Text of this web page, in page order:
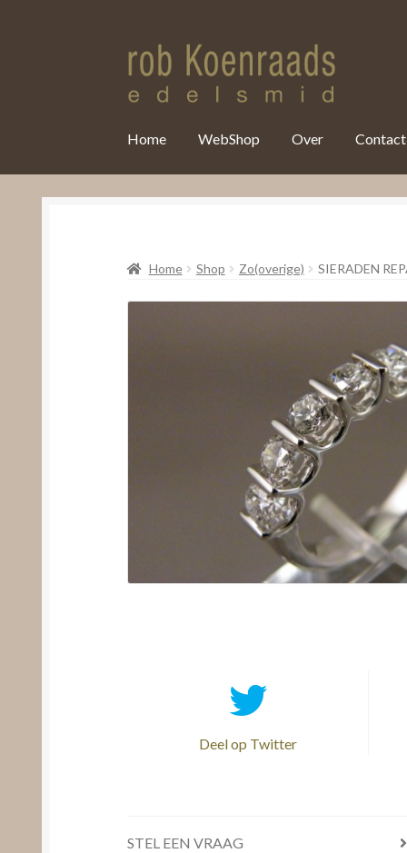
Home WebShop Over Contact
Home Shop Zo(overige) SIERADEN
Deel op Twitter
STEL EEN VRAAG